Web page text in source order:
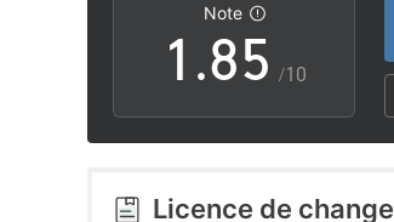
Note
1
2
3
.8
9
5
6
7
/10
Licence de change